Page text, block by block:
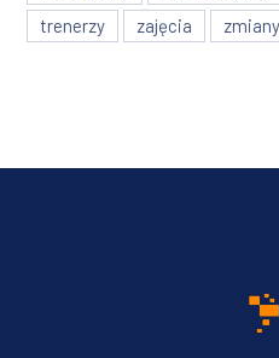
trenerzy
zajęcia zmiany